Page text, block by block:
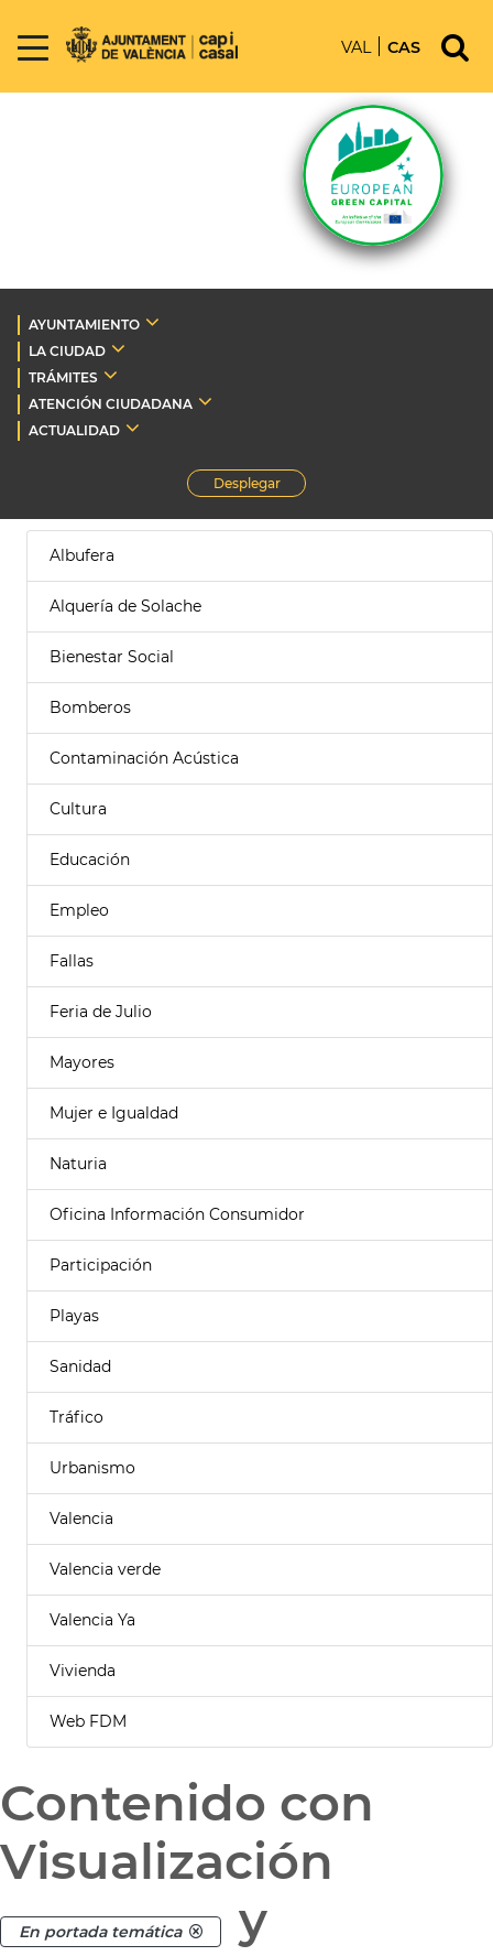
VAL CAS
AYUNTAMIENTO
LA CIUDAD
TRÁMITES
ATENCIÓN CIUDADANA
ACTUALIDAD
Desplegar
Albufera
Alquería de Solache
Bienestar Social
Bomberos
Contaminación Acústica
Cultura
Educación
Empleo
Fallas
Feria de Julio
Mayores
Mujer e Igualdad
Naturia
Oficina Información Consumidor
Participación
Playas
Sanidad
Tráfico
Urbanismo
Valencia
Valencia verde
Valencia Ya
Vivienda
Web FDM
Contenido con
Visualización
En portada temática
y